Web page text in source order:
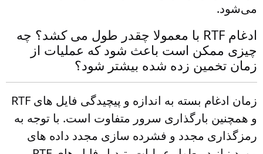
می‌شود.
ادغام RTF با معمولا چقدر طول می کشد؟ چه
چیزی ممکن است باعث شود که عملیات از
زمان تخمین زده شده بیشتر شود؟
زمان ادغام بسته به اندازه و پیچیدگی فایل های RTF
و همچنین بارگذاری سرور متفاوت است. با توجه به
رمزگذاری مجدد و فشرده سازی مجدد داده های